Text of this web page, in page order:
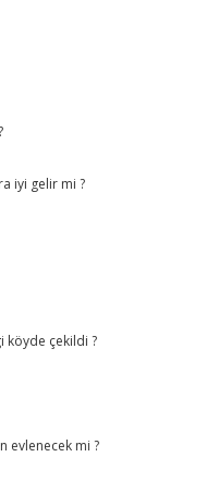
iyi gelir mi ?
köyde çekildi ?
evlenecek mi ?